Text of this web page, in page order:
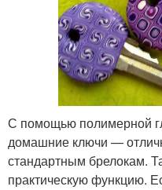
С помощью полимерной
домашние ключи —
стандартным брелокам.
практическую функцию.